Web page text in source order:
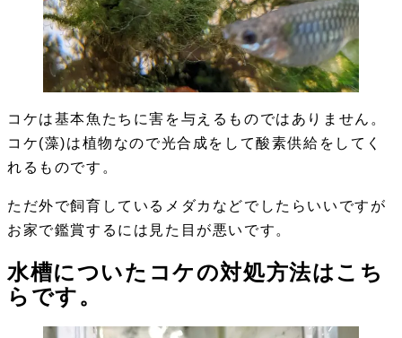
コケは基本魚たちに害を与えるものではありません。
コケ(藻)は植物なので光合成をして酸素供給をしてく
れるものです。
ただ外で飼育しているメダカなどでしたらいいですが
お家で鑑賞するには見た目が悪いです。
水槽についたコケの対処方法はこち
らです。